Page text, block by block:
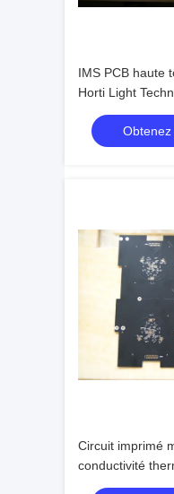
IMS PCB haute
Horti Light
Voltage
Circuit imprimé
conductivité
tenue en